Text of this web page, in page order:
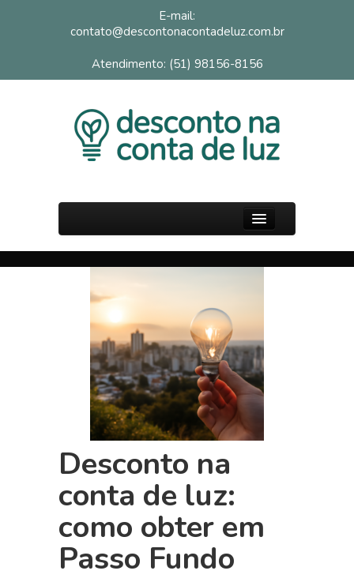
E-mail:
contato@descontonacontadeluz.com.br
Atendimento: (51) 98156-8156
FAQ
BLOG
Desconto na
conta de luz:
como obter em
Passo Fundo